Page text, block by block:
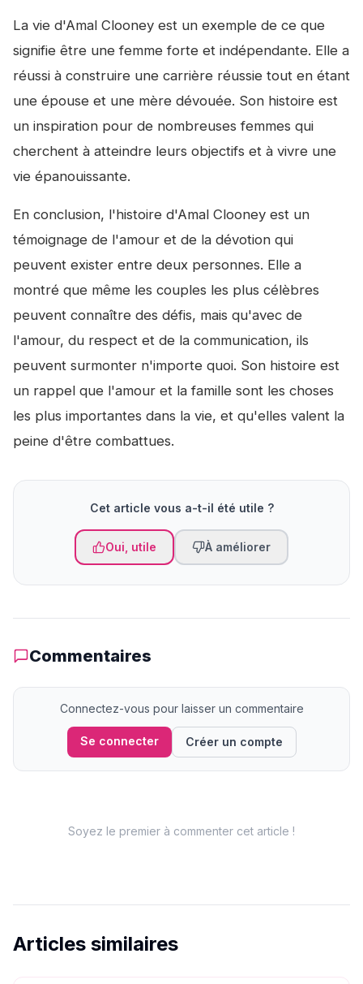
La vie d'Amal Clooney est un exemple de ce que
signifie être une femme forte et indépendante. Elle a
réussi à construire une carrière réussie tout en étant
une épouse et une mère dévouée. Son histoire est
un inspiration pour de nombreuses femmes qui
cherchent à atteindre leurs objectifs et à vivre une
vie épanouissante.
En conclusion, l'histoire d'Amal Clooney est un
témoignage de l'amour et de la dévotion qui
peuvent exister entre deux personnes. Elle a
montré que même les couples les plus célèbres
peuvent connaître des défis, mais qu'avec de
l'amour, du respect et de la communication, ils
peuvent surmonter n'importe quoi. Son histoire est
un rappel que l'amour et la famille sont les choses
les plus importantes dans la vie, et qu'elles valent la
peine d'être combattues.
Cet article vous a-t-il été utile ?
Oui, utile À améliorer
Commentaires
Connectez-vous pour laisser un commentaire
Se connecter Créer un compte
Soyez le premier à commenter cet article !
Articles similaires